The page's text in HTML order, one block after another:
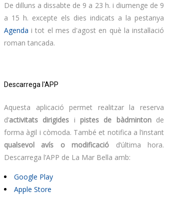
De dilluns a dissabte de 9 a 23 h. i diumenge de 9
a 15 h. excepte els dies indicats a la pestanya
Agenda i tot el mes d'agost en què la instal·lació
roman tancada.
Descarrega l'APP
Aquesta aplicació permet realitzar la reserva
d’activitats dirigides i pistes de bàdmintonde
forma àgil i còmoda. També et notifica a l’instant
qualsevol avís o modificació d’última hora.
Descarrega l’APP de La Mar Bella amb:
Google Play
Apple Store